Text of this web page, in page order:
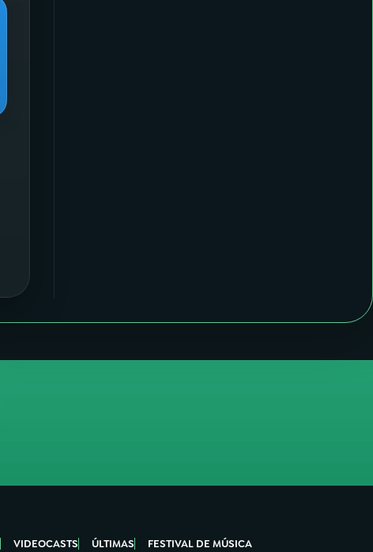
VIDEOCASTS ÚLTIMAS FESTIVAL DE MÚSICA